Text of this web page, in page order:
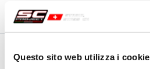
Questo sito web utilizza i cookie
Typ
Slip-On
Kohlefaser